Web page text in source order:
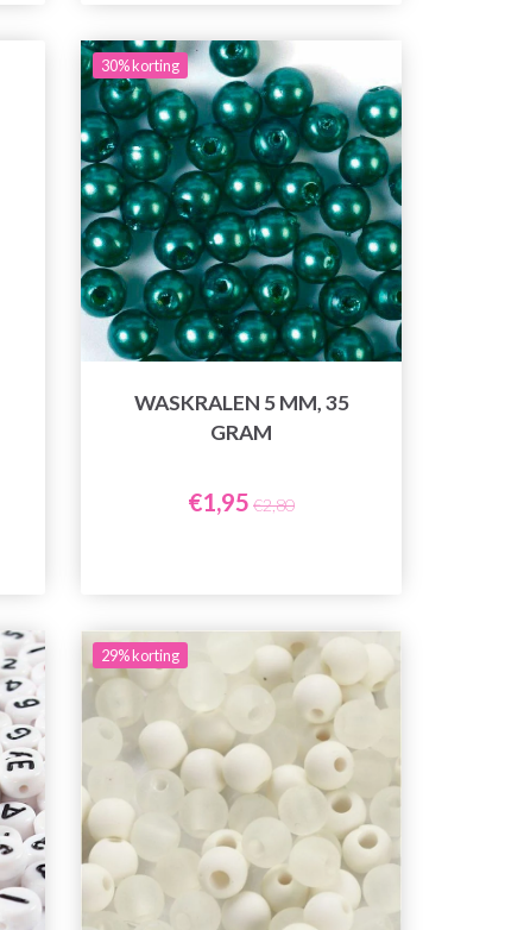
30% korting
WASKRALEN 5 MM, 35
GRAM
€1,95 €2,80
29% korting